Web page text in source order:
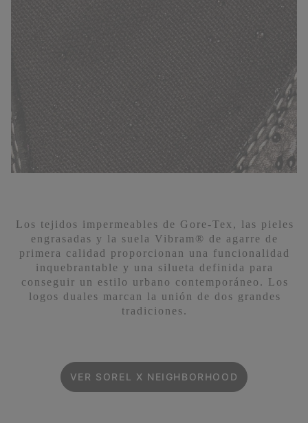
Los tejidos impermeables de Gore-Tex, las pieles
engrasadas y la suela Vibram® de agarre de
primera calidad proporcionan una funcionalidad
inquebrantable y una silueta definida para
conseguir un estilo urbano contemporáneo. Los
logos duales marcan la unión de dos grandes
tradiciones.
VER SOREL X NEIGHBORHOOD